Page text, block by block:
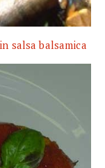
salsa balsamica